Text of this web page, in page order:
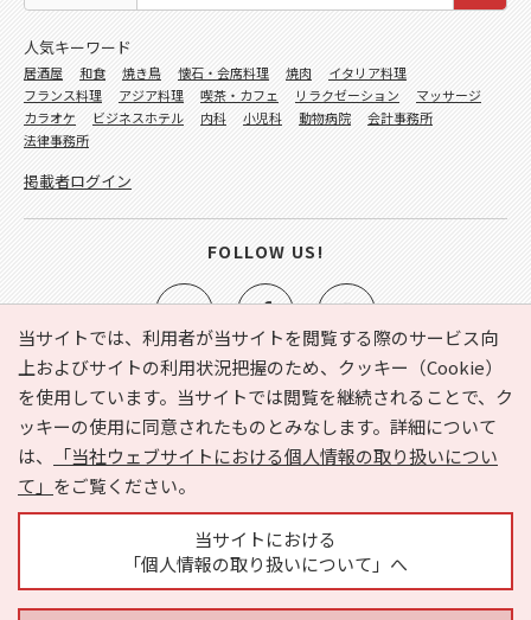
当サイトでは、利用者が当サイトを閲覧する際のサービス向
上およびサイトの利用状況把握のため、クッキー（Cookie）
を使用しています。当サイトでは閲覧を継続されることで、ク
ッキーの使用に同意されたものとみなします。詳細について
は、
「当社ウェブサイトにおける個人情報の取り扱いについ
て」 をご覧ください。
当サイトにおける
「個人情報の取り扱いについて」へ
e-NAVITA（イーナビタ）とは？ お気に入り
ヘルプ
利用規約
個人情報の取り扱いについて
運営会社
サイトマップ
広告掲載に関するお問い合わせ
人気キーワード
居酒屋 和食 焼き鳥 懐石・会席料理 焼肉
イタリア料理
フランス料理
アジア料理 喫茶・カフェ リラクゼーション
マッサージ
カラオケ
ビジネスホテル 内科 小児科 動物病院
会計事務所
法律事務所
掲載者ログイン
FOLLOW US!